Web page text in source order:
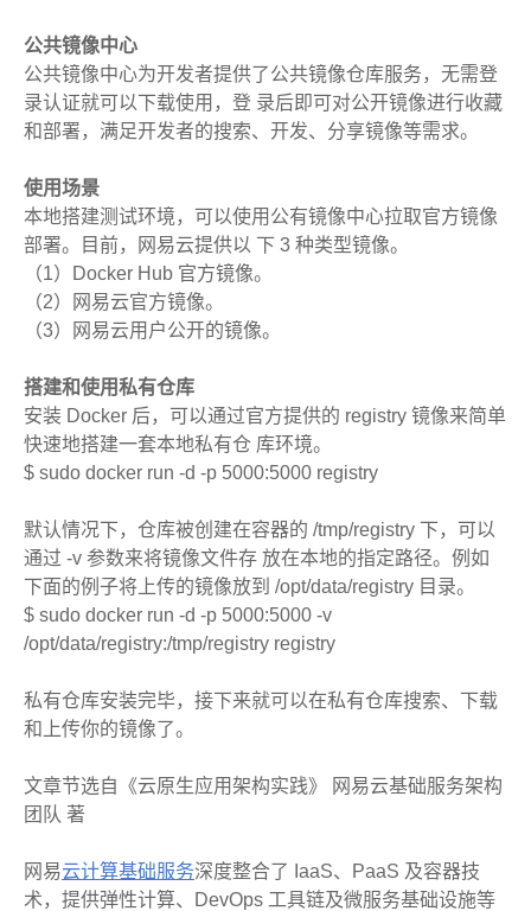
公共镜像中心
公共镜像中心为开发者提供了公共镜像仓库服务，无需登
录认证就可以下载使用，登 录后即可对公开镜像进行收藏
和部署，满足开发者的搜索、开发、分享镜像等需求。
使用场景
本地搭建测试环境，可以使用公有镜像中心拉取官方镜像
部署。目前，网易云提供以 下 3 种类型镜像。
（1）Docker Hub 官方镜像。
（2）网易云官方镜像。
（3）网易云用户公开的镜像。
搭建和使用私有仓库
安装 Docker 后，可以通过官方提供的 registry 镜像来简单
快速地搭建一套本地私有仓 库环境。
$ sudo docker run -d -p 5000:5000 registry
默认情况下，仓库被创建在容器的 /tmp/registry 下，可以
通过 -v 参数来将镜像文件存 放在本地的指定路径。例如
下面的例子将上传的镜像放到 /opt/data/registry 目录。
$ sudo docker run -d -p 5000:5000 -v
/opt/data/registry:/tmp/registry registry
私有仓库安装完毕，接下来就可以在私有仓库搜索、下载
和上传你的镜像了。
文章节选自《云原生应用架构实践》 网易云基础服务架构
团队 著
网易云计算基础服务深度整合了 IaaS、 PaaS 及容器技
术，提供弹性计算、
DevOps 工具链及微服务基础设施等